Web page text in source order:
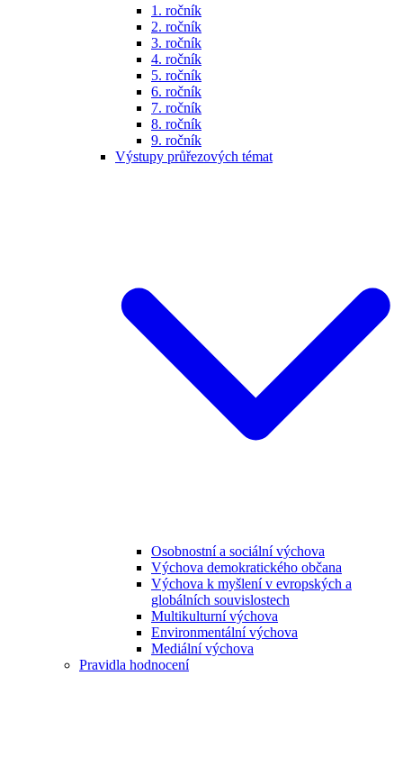
1. ročník
2. ročník
3. ročník
4. ročník
5. ročník
6. ročník
7. ročník
8. ročník
9. ročník
Výstupy průřezových témat
Osobnostní a sociální výchova
Výchova demokratického občana
Výchova k myšlení v evropských a
globálních souvislostech
Multikulturní výchova
Environmentální výchova
Mediální výchova
Pravidla hodnocení